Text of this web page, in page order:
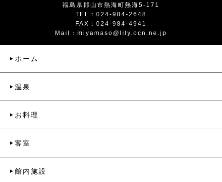
福島県郡山市熱海町熱海5-171
TEL：024-984-2648
FAX：024-984-4941
Mail： miyamaso@lily.ocn.ne.jp
ホーム
温泉
お料理
客室
館内施設